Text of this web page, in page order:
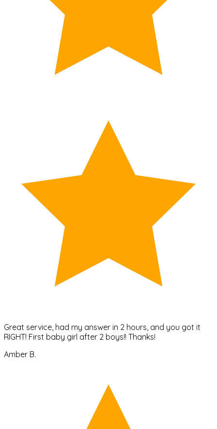
Great service, had my answer in 2 hours, and you got it
RIGHT! First baby girl after 2 boys!! Thanks!
Amber B.